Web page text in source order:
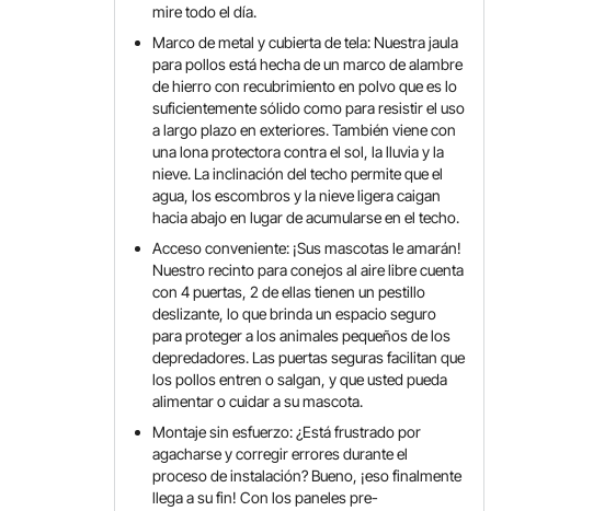
mire todo el día.
Marco de metal y cubierta de tela: Nuestra jaula
para pollos está hecha de un marco de alambre
de hierro con recubrimiento en polvo que es lo
suficientemente sólido como para resistir el uso
a largo plazo en exteriores. También viene con
una lona protectora contra el sol, la lluvia y la
nieve. La inclinación del techo permite que el
agua, los escombros y la nieve ligera caigan
hacia abajo en lugar de acumularse en el techo.
Acceso conveniente: ¡Sus mascotas le amarán!
Nuestro recinto para conejos al aire libre cuenta
con 4 puertas, 2 de ellas tienen un pestillo
deslizante, lo que brinda un espacio seguro
para proteger a los animales pequeños de los
depredadores. Las puertas seguras facilitan que
los pollos entren o salgan, y que usted pueda
alimentar o cuidar a su mascota.
Montaje sin esfuerzo: ¿Está frustrado por
agacharse y corregir errores durante el
proceso de instalación? Bueno, ¡eso finalmente
llega a su fin! Con los paneles pre-